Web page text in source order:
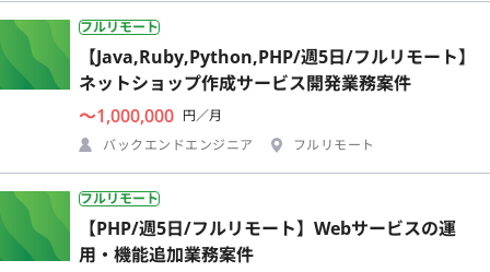
フルリモート
【Java,Ruby,Python,PHP/週5日/フルリモート】
ネットショップ作成サービス開発業務案件
〜1,000,000 円／月
バックエンドエンジニア
フルリモート
フルリモート
【PHP/週5日/フルリモート】Webサービスの運
用・機能追加業務案件